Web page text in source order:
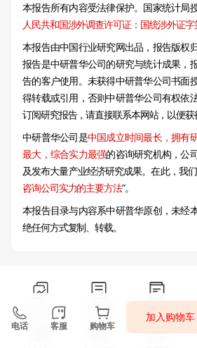
本报告所有内容受法律保护。国家统计局
人民共和国涉外调查许可证：国统涉外证字
本报告由中国行业研究网出品，报告版权
报告是中研普华公司的研究与统计成果，
告的客户使用。未获得中研普华公司书面
得转载或引用，否则中研普华公司有权依
订阅研究报告，请直接联系本网站，以便获
中研普华公司是中国成立时间最长，拥有
最大，综合实力最强的咨询研究机构，公
及发布大量产业经济研究成果。在此，我
咨询公司实力的主要方法”。
本报告目录与内容系中研普华原创，未经
绝任何方式复制、转载。
研究报告 可研报告
电话 客服 购物车
加入购物车